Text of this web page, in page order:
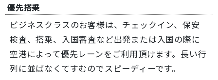
優先搭乗
ビジネスクラスのお客様は、チェックイン、保安
検査、搭乗、入国審査など出発または入国の際に
空港によって優先レーンをご利用頂けます。長い行
列に並ばなくてすむのでスピーディーです。